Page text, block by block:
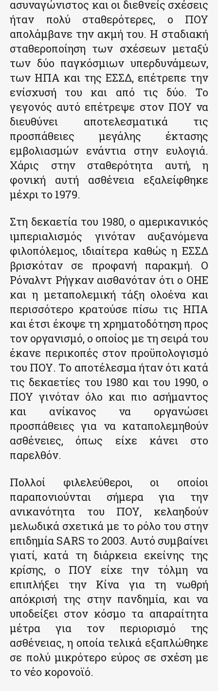
ασυναγώνιστος και οι διεθνείς σχέσεις
ήταν πολύ σταθερότερες, ο ΠΟΥ
απολάμβανε την ακμή του. Η σταδιακή
σταθεροποίηση των σχέσεων μεταξύ
των δύο παγκόσμιων υπερδυνάμεων,
των ΗΠΑ και της ΕΣΣΔ, επέτρεπε την
ενίσχυσή του και από τις δύο. Το
γεγονός αυτό επέτρεψε στον ΠΟΥ να
διευθύνει αποτελεσματικά τις
προσπάθειες μεγάλης έκτασης
εμβολιασμών ενάντια στην ευλογιά.
Χάρις στην σταθερότητα αυτή, η
φονική αυτή ασθένεια εξαλείφθηκε
μέχρι το 1979.
Στη δεκαετία του 1980, ο αμερικανικός
ιμπεριαλισμός γινόταν αυξανόμενα
φιλοπόλεμος, ιδιαίτερα καθώς η ΕΣΣΔ
βρισκόταν σε προφανή παρακμή. Ο
Ρόναλντ Ρήγκαν αισθανόταν ότι ο ΟΗΕ
και η μεταπολεμική τάξη ολοένα και
περισσότερο κρατούσε πίσω τις ΗΠΑ
και έτσι έκοψε τη χρηματοδότηση προς
τον οργανισμό, ο οποίος με τη σειρά του
έκανε περικοπές στον προϋπολογισμό
του ΠΟΥ. Το αποτέλεσμα ήταν ότι κατά
τις δεκαετίες του 1980 και του 1990, ο
ΠΟΥ γινόταν όλο και πιο ασήμαντος
και ανίκανος να οργανώσει
προσπάθειες για να καταπολεμηθούν
ασθένειες, όπως είχε κάνει στο
παρελθόν.
Πολλοί φιλελεύθεροι, οι οποίοι
παραπονιούνται σήμερα για την
ανικανότητα του ΠΟΥ, κελαηδούν
μελωδικά σχετικά με το ρόλο του στην
επιδημία SARS το 2003. Αυτό συμβαίνει
γιατί, κατά τη διάρκεια εκείνης της
κρίσης, ο ΠΟΥ είχε την τόλμη να
επιπλήξει την Κίνα για τη νωθρή
απόκρισή της στην πανδημία, και να
υποδείξει στον κόσμο τα απαραίτητα
μέτρα για τον περιορισμό της
ασθένειας, η οποία τελικά εξαπλώθηκε
σε πολύ μικρότερο εύρος σε σχέση με
το νέο κορονοϊό.